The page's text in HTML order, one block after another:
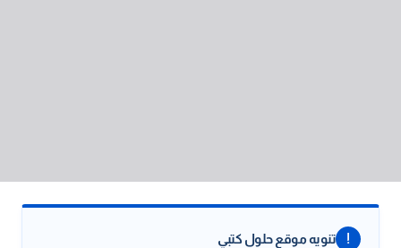
! تنويه موقع حلول كتبي